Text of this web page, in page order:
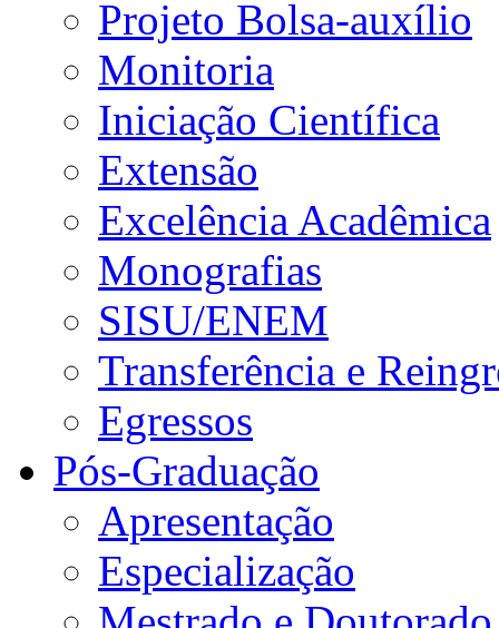
Projeto Bolsa-auxílio
Monitoria
Iniciação Científica
Extensão
Excelência Acadêmica
Monografias
SISU/ENEM
Transferência e
Egressos
Pós-Graduação
Apresentação
Especialização